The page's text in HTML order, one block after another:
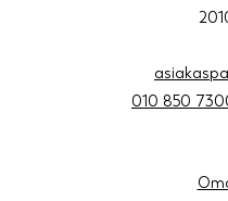
010 850